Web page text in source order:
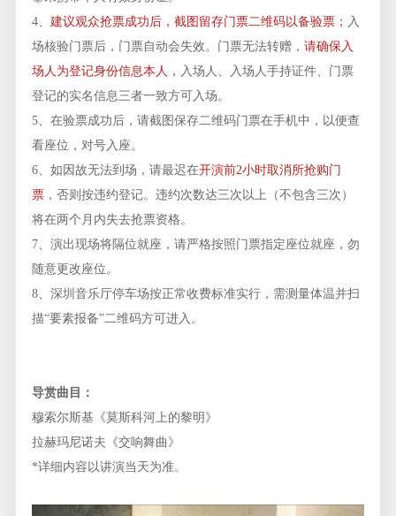
4、 建议观众抢票成功后，截图留存门票二维码以备验票； 入
场核验门票后，门票自动会失效。门票无法转赠， 请确保入
场人为登记身份信息本人， 入场人、入场人手持证件、门票
登记的实名信息三者一致方可入场。
5、在验票成功后，请截图保存二维码门票在手机中，以便查
看座位，对号入座。
6、如因故无法到场，请最迟在开演前2小时取消所抢购门
票 ，否则按违约登记。违约次数达三次以上（不包含三次）
将在两个月内失去抢票资格。
7、演出现场将隔位就座，请严格按照门票指定座位就座，勿
随意更改座位。
8、深圳音乐厅停车场按正常收费标准实行，需测量体温并扫
描“要素报备”二维码方可进入。
导赏曲目：
穆索尔斯基《莫斯科河上的黎明》
拉赫玛尼诺夫《交响舞曲》
*详细内容以讲演当天为准。